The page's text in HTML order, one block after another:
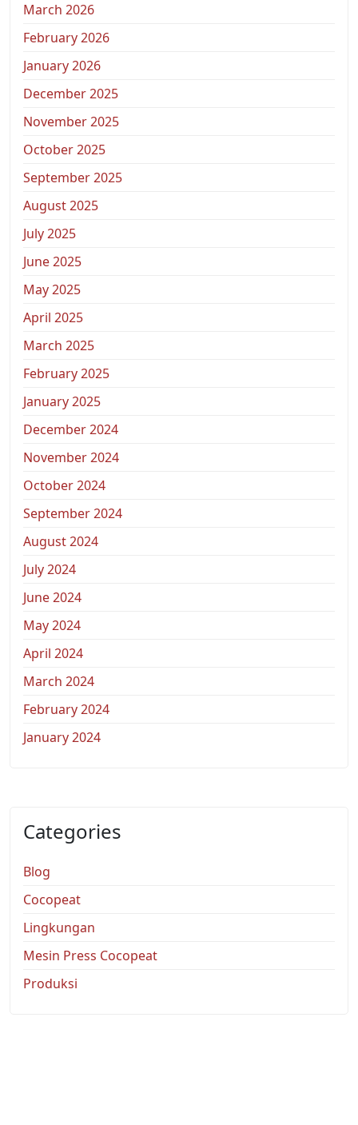
March 2026
February 2026
January 2026
December 2025
November 2025
October 2025
September 2025
August 2025
July 2025
June 2025
May 2025
April 2025
March 2025
February 2025
January 2025
December 2024
November 2024
October 2024
September 2024
August 2024
July 2024
June 2024
May 2024
April 2024
March 2024
February 2024
January 2024
Categories
Blog
Cocopeat
Lingkungan
Mesin Press Cocopeat
Produksi